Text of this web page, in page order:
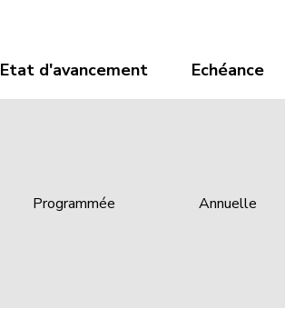
Etat d'avancement Echéance
Programmée Annuelle